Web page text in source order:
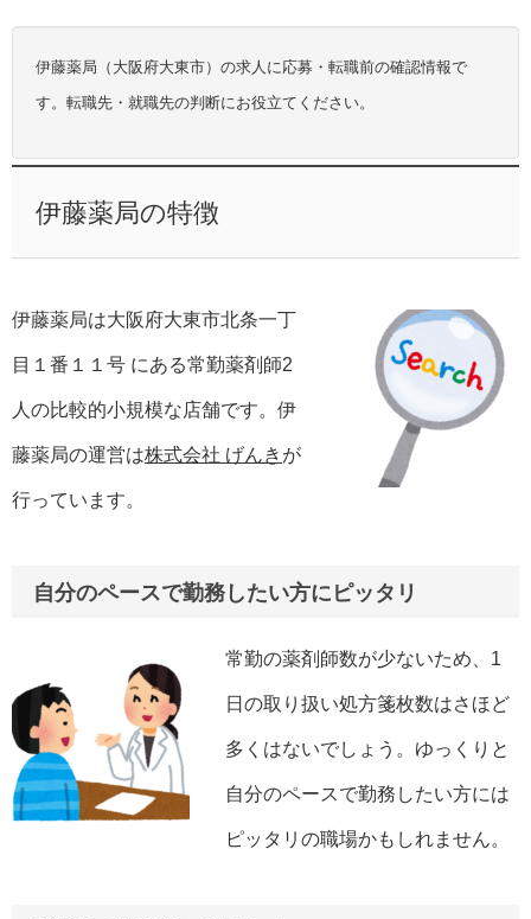
伊藤薬局（大阪府大東市）の求人に応募・転職前の確認情報で
す。転職先・就職先の判断にお役立てください。
伊藤薬局の特徴
伊藤薬局は大阪府大東市北条一丁
目１番１１号 にある常勤薬剤師2
人の比較的小規模な店舗です。伊
藤薬局の運営は株式会社 げんき が
行っています。
自分のペースで勤務したい方にピッタリ
常勤の薬剤師数が少ないため、1
日の取り扱い処方箋枚数はさほど
多くはないでしょう。ゆっくりと
自分のペースで勤務したい方には
ピッタリの職場かもしれません。